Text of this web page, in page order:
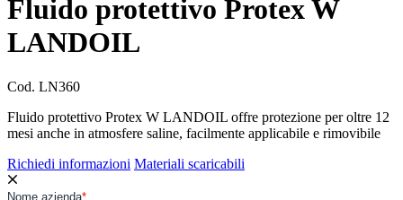
Fluido protettivo Protex W
LANDOIL
Cod. LN360
Fluido protettivo Protex W LANDOIL offre protezione per oltre 12
mesi anche in atmosfere saline, facilmente applicabile e rimovibile
Richiedi informazioni Materiali scaricabili